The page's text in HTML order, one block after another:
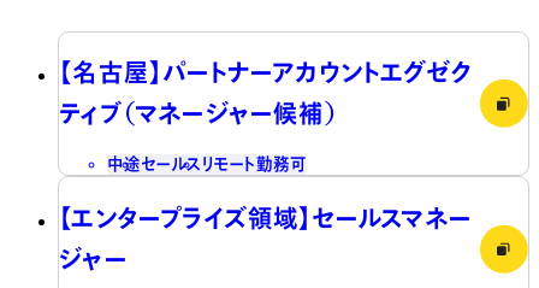
【名古屋】パートナーアカウントエグゼク
ティブ（マネージャー候補）
中途セールス リモート勤務可
【エンタープライズ領域】セールスマネー
ジャー